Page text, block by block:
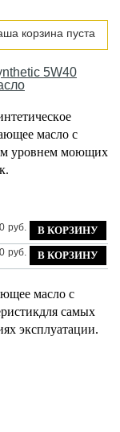
корзина пуста
5W40
мacлo c
урoвнeм мoющиx
руб.
руб.
мacлo c
caмыx
экcплуaтaции.